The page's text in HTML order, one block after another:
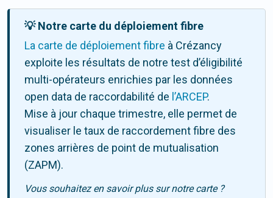
💡 Notre carte du déploiement fibre
La carte de déploiement fibre à Crézancy
exploite les résultats de notre test d’éligibilité
multi-opérateurs enrichies par les données
open data de raccordabilité de l’ARCEP.
Mise à jour chaque trimestre, elle permet de
visualiser le taux de raccordement fibre des
zones arrières de point de mutualisation
(ZAPM).
Vous souhaitez en savoir plus sur notre carte ?